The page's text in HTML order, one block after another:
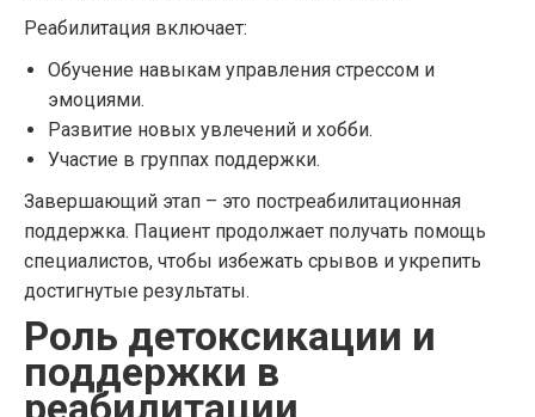
Реабилитация включает:
Обучение навыкам управления стрессом и
эмоциями.
Развитие новых увлечений и хобби.
Участие в группах поддержки.
Завершающий этап – это постреабилитационная
поддержка. Пациент продолжает получать помощь
специалистов, чтобы избежать срывов и укрепить
достигнутые результаты.
Роль детоксикации и
поддержки в
реабилитации